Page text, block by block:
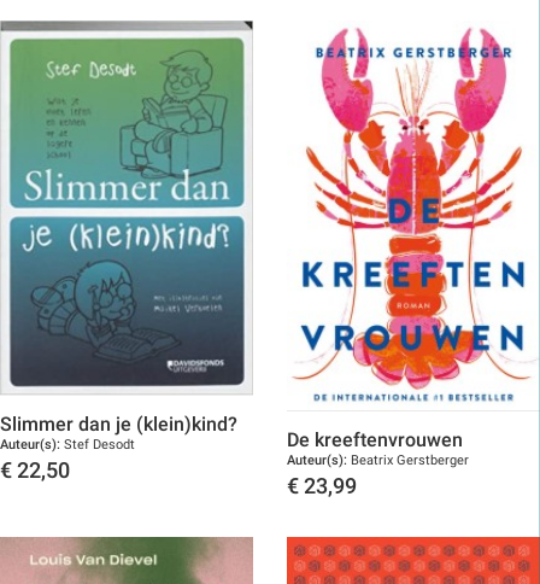
Slimmer dan je (klein)kind?
Auteur(s): Stef Desodt
€ 22,50
De kreeftenvrouwen
Auteur(s): Beatrix Gerstberger
€ 23,99